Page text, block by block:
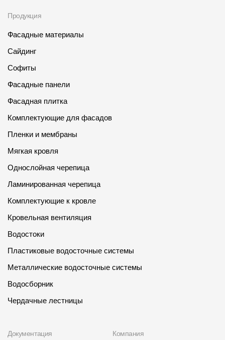
Продукция
Фасадные материалы
Сайдинг
Софиты
Фасадные панели
Фасадная плитка
Комплектующие для фасадов
Пленки и мембраны
Мягкая кровля
Однослойная черепица
Ламинированная черепица
Комплектующие к кровле
Кровельная вентиляция
Водостоки
Пластиковые водосточные системы
Металлические водосточные системы
Водосборник
Чердачные лестницы
Документация Компания